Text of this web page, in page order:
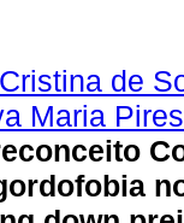
de
Maria Pires